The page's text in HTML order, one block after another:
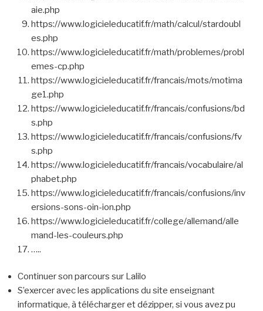
aie.php
https://www.logicieleducatif.fr/math/calcul/stardoubl
es.php
https://www.logicieleducatif.fr/math/problemes/probl
emes-cp.php
https://www.logicieleducatif.fr/francais/mots/motima
ge1.php
https://www.logicieleducatif.fr/francais/confusions/bd
s.php
https://www.logicieleducatif.fr/francais/confusions/fv
s.php
https://www.logicieleducatif.fr/francais/vocabulaire/al
phabet.php
https://www.logicieleducatif.fr/francais/confusions/inv
ersions-sons-oin-ion.php
https://www.logicieleducatif.fr/college/allemand/alle
mand-les-couleurs.php
…..
Continuer son parcours sur Lalilo
S’exercer avec les applications du site enseignant
informatique, à télécharger et dézipper, si vous avez pu